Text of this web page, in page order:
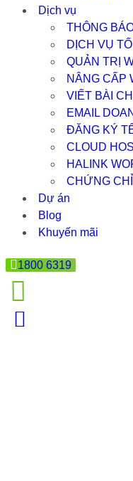
Dịch vụ
THÔNG
DỊCH VỤ
QUẢN TRỊ
NÂNG CẤP
VIẾT BÀI
EMAIL
ĐĂNG KÝ
CLOUD
HALINK
CHỨNG
Dự án
Blog
Khuyến mãi
1800 6319